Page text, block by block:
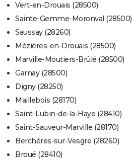
Vert-en-Drouais (28500)
Sainte-Gemme-Moronval (28500)
Saussay (28260)
Mézières-en-Drouais (28500)
Marville-Moutiers-Brûlé (28500)
Garnay (28500)
Digny (28250)
Maillebois (28170)
Saint-Lubin-de-la-Haye (28410)
Saint-Sauveur-Marville (28170)
Berchères-sur-Vesgre (28260)
Broué (28410)